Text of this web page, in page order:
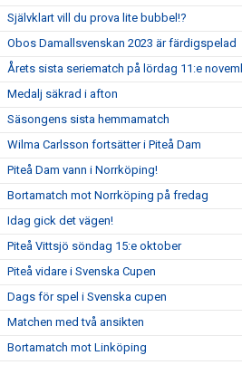
Självklart vill du prova lite bubbel!?
Obos Damallsvenskan 2023 är färdigspelad
Årets sista seriematch på lördag 11:e
Medalj säkrad i afton
Säsongens sista hemmamatch
Wilma Carlsson fortsätter i Piteå Dam
Piteå Dam vann i Norrköping!
Bortamatch mot Norrköping på fredag
Idag gick det vägen!
Piteå Vittsjö söndag 15:e oktober
Piteå vidare i Svenska Cupen
Dags för spel i Svenska cupen
Matchen med två ansikten
Bortamatch mot Linköping